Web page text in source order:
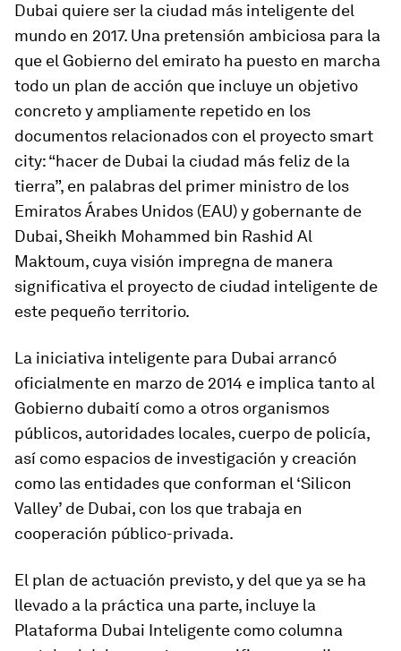
Dubai quiere ser la ciudad más inteligente del
mundo en 2017. Una pretensión ambiciosa para la
que el Gobierno del emirato ha puesto en marcha
todo un plan de acción que incluye un objetivo
concreto y ampliamente repetido en los
documentos relacionados con el proyecto smart
city:“hacer de Dubai la ciudad más feliz de la
tierra”, en palabras del primer ministro de los
Emiratos Árabes Unidos (EAU) y gobernante de
Dubai, Sheikh Mohammed bin Rashid Al
Maktoum, cuya visión impregna de manera
significativa el proyecto de ciudad inteligente de
este pequeño territorio.
La iniciativa inteligente para Dubai arrancó
oficialmente en marzo de 2014 e implica tanto al
Gobierno dubaití como a otros organismos
públicos, autoridades locales, cuerpo de policía,
así como espacios de investigación y creación
como las entidades que conforman el ‘Silicon
Valley’ de Dubai, con los que trabaja en
cooperación público-privada.
El plan de actuación previsto, y del que ya se ha
llevado a la práctica una parte, incluye la
Plataforma Dubai Inteligente como columna